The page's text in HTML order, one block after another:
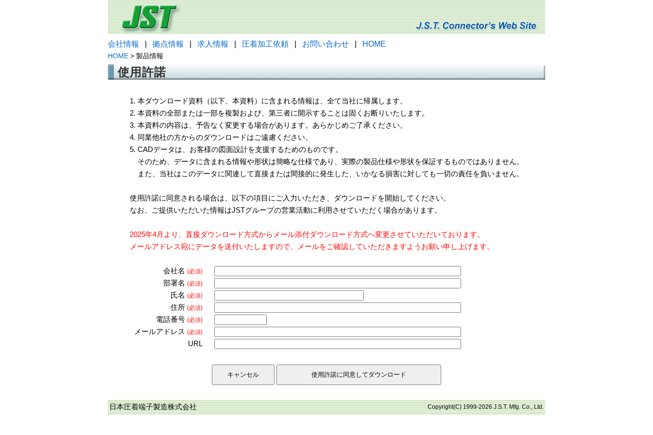
会社情報 拠点情報 求人情報 圧着加工依頼 お問い合わせ HOME
HOME > 製品情報
使用許諾
1. 本ダウンロード資料（以下、本資料）に含まれる情報は、全て当社に帰属します。
2. 本資料の全部または一部を複製および、第三者に開示することは固くお断りいたします。
3. 本資料の内容は、予告なく変更する場合があります。あらかじめご了承ください。
4. 同業他社の方からのダウンロードはご遠慮ください。
5. CADデータは、お客様の図面設計を支援するためのものです。
そのため、データに含まれる情報や形状は簡略な仕様であり、実際の製品仕様や形状を保証するものではありません。
また、当社はこのデータに関連して直接または間接的に発生した、いかなる損害に対しても一切の責任を負いません。
使用許諾に同意される場合は、以下の項目にご入力いただき、ダウンロードを開始してください。
なお、ご提供いただいた情報はJSTグループの営業活動に利用させていただく場合があります。
2025年4月より、直接ダウンロード方式からメール添付ダウンロード方式へ変更させていただいております。
メールアドレス宛にデータを送付いたしますので、メールをご確認していただきますようお願い申し上げます。
会社名 (必須)
部署名 (必須)
氏名 (必須)
住所 (必須)
電話番号 (必須)
メールアドレス (必須)
URL
日本圧着端子製造株式会社 Copyright(C) 1999-2026 J.S.T. Mfg. Co., Ltd.